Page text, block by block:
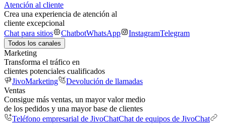
Atención al cliente
Crea una experiencia de atención al
cliente excepcional
Chat para sitios
ChatbotWhatsApp InstagramTelegram
Todos los canales
Marketing
Transforma el tráfico en
clientes potenciales cualificados
JivoMarketing
Devolución de llamadas
Ventas
Consigue más ventas, un mayor valor medio
de los pedidos y una mayor base de clientes
Teléfono empresarial de JivoChatChat de equipos de JivoChat